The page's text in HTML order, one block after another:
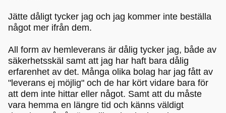
Jätte dåligt tycker jag och jag kommer inte beställa
något mer ifrån dem.
All form av hemleverans är dålig tycker jag, både av
säkerhetsskäl samt att jag har haft bara dålig
erfarenhet av det. Många olika bolag har jag fått av
"leverans ej möjlig" och de har kört vidare bara för
att dem inte hittar eller något. Samt att du måste
vara hemma en längre tid och känns väldigt